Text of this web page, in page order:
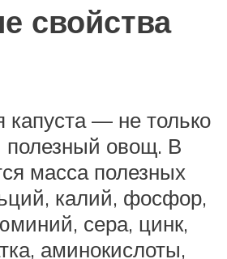
свойства
капуста — не только
полезный овощ. В
масса полезных
калий, фосфор,
сера, цинк,
аминокислоты,